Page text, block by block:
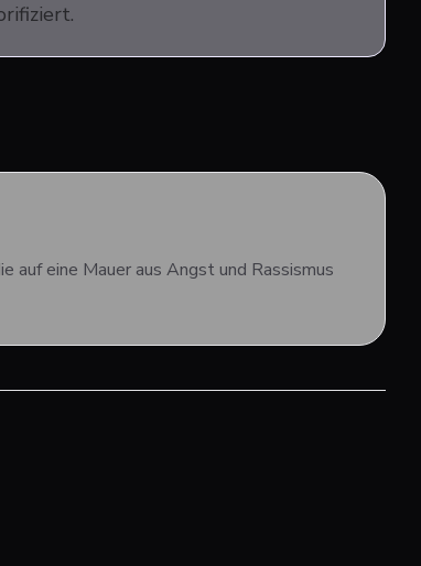
auf eine Mauer aus Angst und Rassismus